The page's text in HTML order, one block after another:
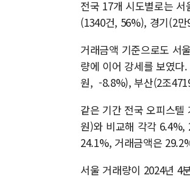
전국 17개 시도별로는
(1340건, 56%), 경기(2
거래금액 기준으로도 서
량에 이어 강세를 보였
원, -8.8%), 부산(2조
같은 기간 전국 오피스텔
원)와 비교해 각각 6.4%,
24.1%, 거래금액은
서울 거래량이 2024년 4